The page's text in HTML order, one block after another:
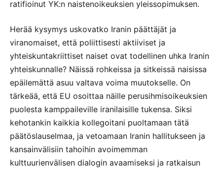
ratifioinut YK:n naistenoikeuksien yleissopimuksen.
Herää kysymys uskovatko Iranin päättäjät ja
viranomaiset, että poliittisesti aktiiviset ja
yhteiskuntakriittiset naiset ovat todellinen uhka Iranin
yhteiskunnalle? Näissä rohkeissa ja sitkeissä naisissa
epäilemättä asuu valtava voima muutokselle. On
tärkeää, että EU osoittaa näille perusihmisoikeuksien
puolesta kamppaileville iranilaisille tukensa. Siksi
kehotankin kaikkia kollegoitani puoltamaan tätä
päätöslauselmaa, ja vetoamaan Iranin hallitukseen ja
kansainvälisiin tahoihin avoimemman
kulttuurienvälisen dialogin avaamiseksi ja ratkaisun